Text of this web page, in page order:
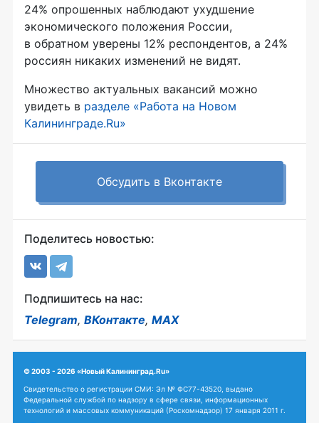
24% опрошенных наблюдают ухудшение
экономического положения России,
в обратном уверены 12% респондентов, а 24%
россиян никаких изменений не видят.
Множество актуальных вакансий можно
увидеть в разделе «Работа на Новом
Калининграде.Ru»
Обсудить в Вконтакте
Поделитесь новостью:
Подпишитесь на нас:
Telegram, ВКонтакте, MAX
© 2003 - 2026 «Новый Калининград.Ru»
Свидетельство о регистрации СМИ: Эл № ФС77-43520, выдано
Федеральной службой по надзору в сфере связи, информационных
технологий и массовых коммуникаций (Роскомнадзор) 17 января 2011 г.